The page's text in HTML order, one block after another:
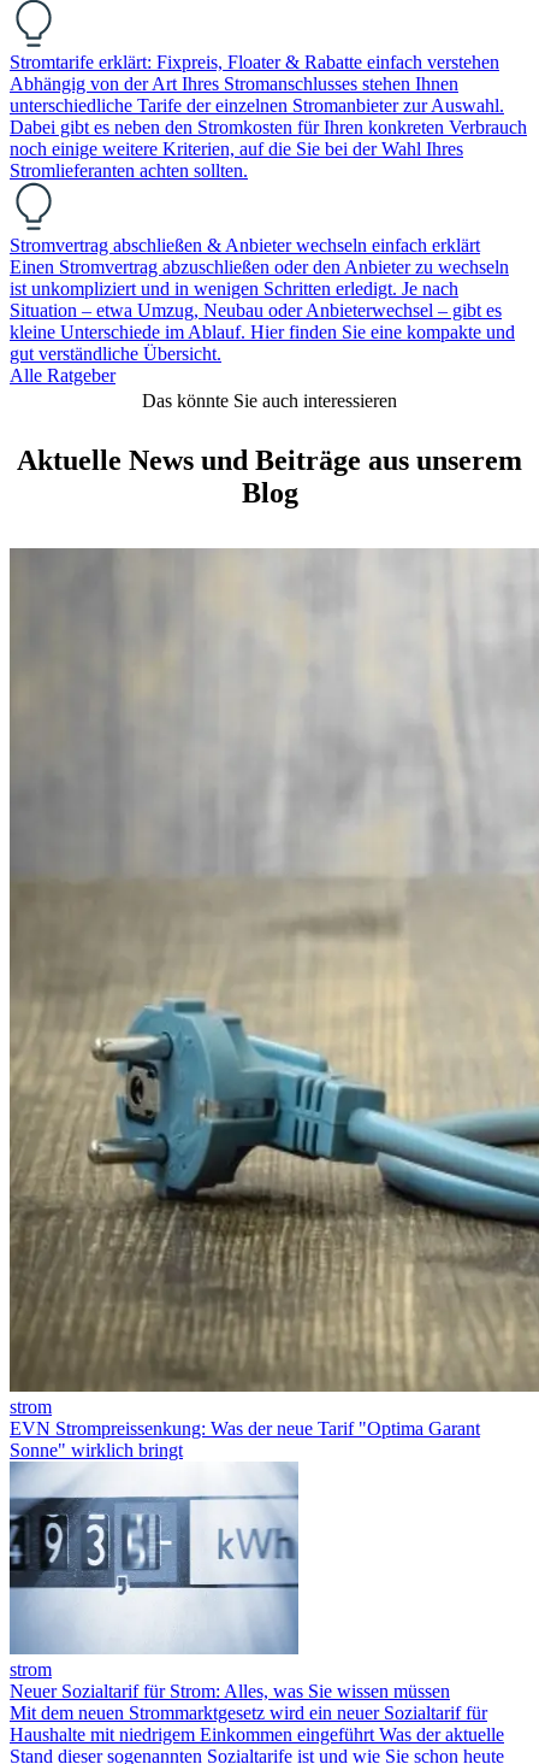
Stromtarife erklärt: Fixpreis, Floater & Rabatte einfach verstehen
Abhängig von der Art Ihres Stromanschlusses stehen Ihnen
unterschiedliche Tarife der einzelnen Stromanbieter zur Auswahl.
Dabei gibt es neben den Stromkosten für Ihren konkreten Verbrauch
noch einige weitere Kriterien, auf die Sie bei der Wahl Ihres
Stromlieferanten achten sollten.
Stromvertrag abschließen & Anbieter wechseln einfach erklärt
Einen Stromvertrag abzuschließen oder den Anbieter zu wechseln
ist unkompliziert und in wenigen Schritten erledigt. Je nach
Situation – etwa Umzug, Neubau oder Anbieterwechsel – gibt es
kleine Unterschiede im Ablauf. Hier finden Sie eine kompakte und
gut verständliche Übersicht.
Alle Ratgeber
Das könnte Sie auch interessieren
Aktuelle News und Beiträge aus unserem
Blog
strom
EVN Strompreissenkung: Was der neue Tarif "Optima Garant
Sonne" wirklich bringt
strom
Neuer Sozialtarif für Strom: Alles, was Sie wissen müssen
Mit dem neuen Strommarktgesetz wird ein neuer Sozialtarif für
Haushalte mit niedrigem Einkommen eingeführt Was der aktuelle
Stand dieser sogenannten Sozialtarife ist und wie Sie schon heute